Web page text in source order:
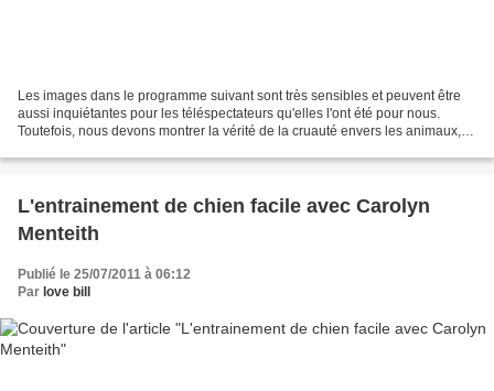
Les images dans le programme suivant sont très sensibles et peuvent être
aussi inquiétantes pour les téléspectateurs qu'elles l'ont été pour nous.
Toutefois, nous devons montrer la vérité de la cruauté envers les animaux,
L'entrainement de chien facile avec Carolyn
Menteith
Publié le 25/07/2011 à 06:12
Par love bill